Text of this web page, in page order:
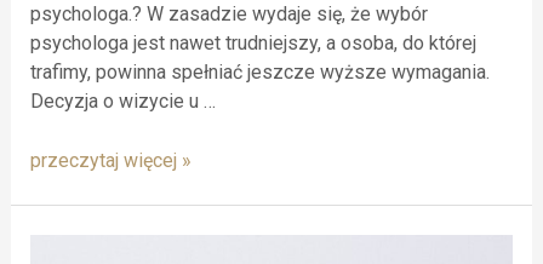
psychologa.? W zasadzie wydaje się, że wybór
psychologa jest nawet trudniejszy, a osoba, do której
trafimy, powinna spełniać jeszcze wyższe wymagania.
Decyzja o wizycie u …
przeczytaj więcej »